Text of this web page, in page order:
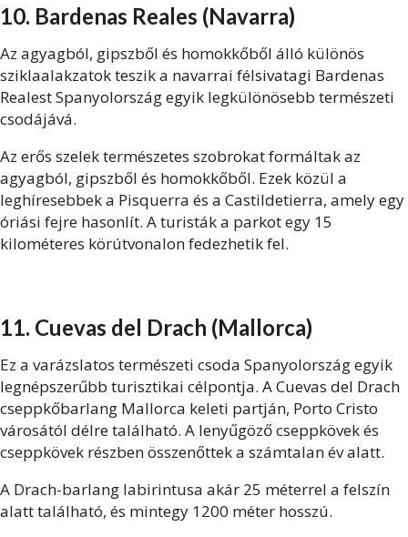
10. Bardenas Reales (Navarra)
Az agyagból, gipszből és homokkőből álló különös
sziklaalakzatok teszik a navarrai félsivatagi Bardenas
Realest Spanyolország egyik legkülönösebb természeti
csodájává.
Az erős szelek természetes szobrokat formáltak az
agyagból, gipszből és homokkőből. Ezek közül a
leghíresebbek a Pisquerra és a Castildetierra, amely egy
óriási fejre hasonlít. A turisták a parkot egy 15
kilométeres körútvonalon fedezhetik fel.
11. Cuevas del Drach (Mallorca)
Ez a varázslatos természeti csoda Spanyolország egyik
legnépszerűbb turisztikai célpontja. A Cuevas del Drach
cseppkőbarlang Mallorca keleti partján, Porto Cristo
városától délre található. A lenyűgöző cseppkövek és
cseppkövek részben összenőttek a számtalan év alatt.
A Drach-barlang labirintusa akár 25 méterrel a felszín
alatt található, és mintegy 1200 méter hosszú.